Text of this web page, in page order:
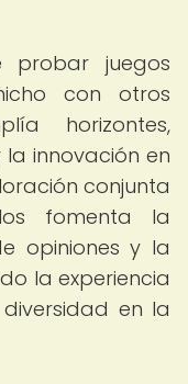
probar juegos
con otros
horizontes,
innovación en
conjunta
fomenta la
opiniones y la
la experiencia
en la